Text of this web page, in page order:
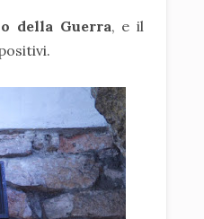
della Guerra, e il